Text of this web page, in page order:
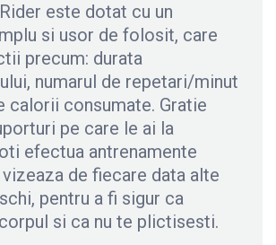
este dotat cu un
si usor de folosit, care
precum: durata
numarul de repetari/minut
calorii consumate. Gratie
pe care le ai la
efectua antrenamente
de fiecare data alte
pentru a fi sigur ca
si ca nu te plictisesti.